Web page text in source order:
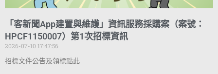
「客新聞App建置與維護」資訊服務採購案（案號：
HPCF1150007）第1次招標資訊
2026-07-10 17:47:56
招標文件公告及領標點此